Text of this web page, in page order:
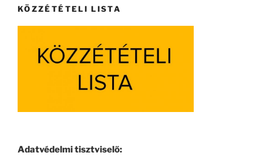
KÖZZÉTÉTELI LISTA
Adatvédelmi tisztviselő: